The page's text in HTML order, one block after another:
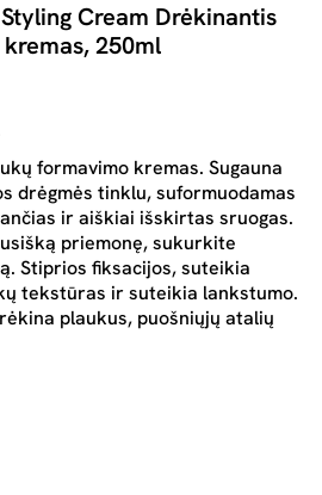
Cream Drėkinantis
250ml
formavimo kremas. Sugauna
drėgmės tinklu, suformuodamas
ir aiškiai išskirtas sruogas.
priemonę, sukurkite
Stiprios fiksacijos, suteikia
tekstūras ir suteikia lankstumo.
plaukus, puošniųjų atalių